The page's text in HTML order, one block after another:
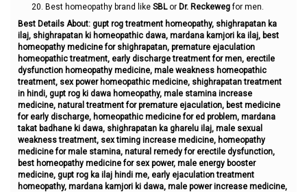
Best homeopathy brand like SBLor Dr. Reckewegfor men.
Best Details About: gupt rog treatment homeopathy, shighrapatan ka
ilaj, shighrapatan ki homeopathic dawa, mardana kamjori ka ilaj, best
homeopathy medicine for shighrapatan, premature ejaculation
homeopathic treatment, early discharge treatment for men, erectile
dysfunction homeopathy medicine, male weakness homeopathic
treatment, sex power homeopathic medicine, shighrapatan treatment
in hindi, gupt rog ki dawa homeopathy, male stamina increase
medicine, natural treatment for premature ejaculation, best medicine
for early discharge, homeopathic medicine for ed problem, mardana
takat badhane ki dawa, shighrapatan ka gharelu ilaj, male sexual
weakness treatment, sex timing increase medicine, homeopathy
medicine for male stamina, natural remedy for erectile dysfunction,
best homeopathy medicine for sex power, male energy booster
medicine, gupt rog ka ilaj hindi me, early ejaculation treatment
homeopathy, mardana kamjori ki dawa, male power increase medicine,